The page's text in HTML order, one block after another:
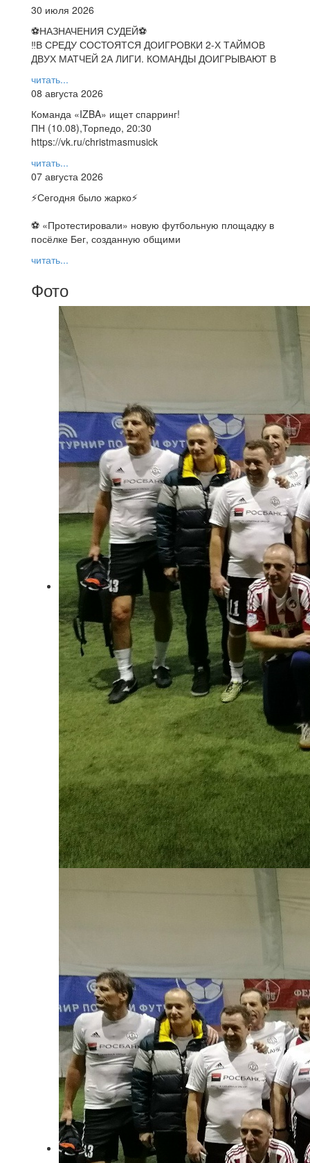
30 июля 2026
⚽НАЗНАЧЕНИЯ СУДЕЙ⚽
‼В СРЕДУ СОСТОЯТСЯ ДОИГРОВКИ 2-Х ТАЙМОВ
ДВУХ МАТЧЕЙ 2А ЛИГИ. КОМАНДЫ ДОИГРЫВАЮТ В
читать...
08 августа 2026
Команда «IZBA» ищет спарринг!
ПН (10.08),Торпедо, 20:30
https://vk.ru/christmasmusick
читать...
07 августа 2026
⚡️Сегодня было жарко⚡️
⚽ ️«Протестировали» новую футбольную площадку в
посёлке Бег, созданную общими
читать...
Фото